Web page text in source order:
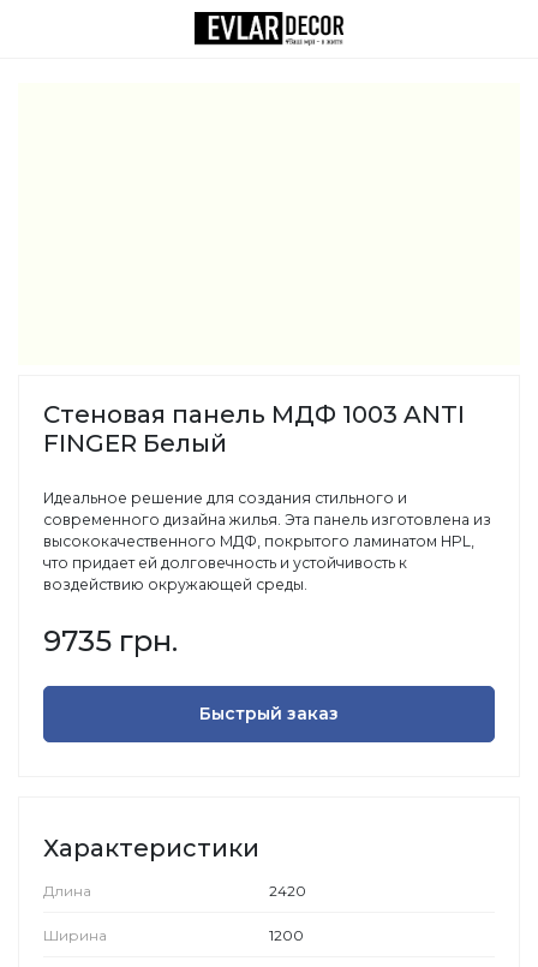
Стеновая панель МДФ 1003 ANTI
FINGER Белый
Идеальное решение для создания стильного и
современного дизайна жилья. Эта панель изготовлена из
высококачественного МДФ, покрытого ламинатом HPL,
что придает ей долговечность и устойчивость к
воздействию окружающей среды.
9735 грн.
Быстрый заказ
Характеристики
Длина 2420
Ширина 1200